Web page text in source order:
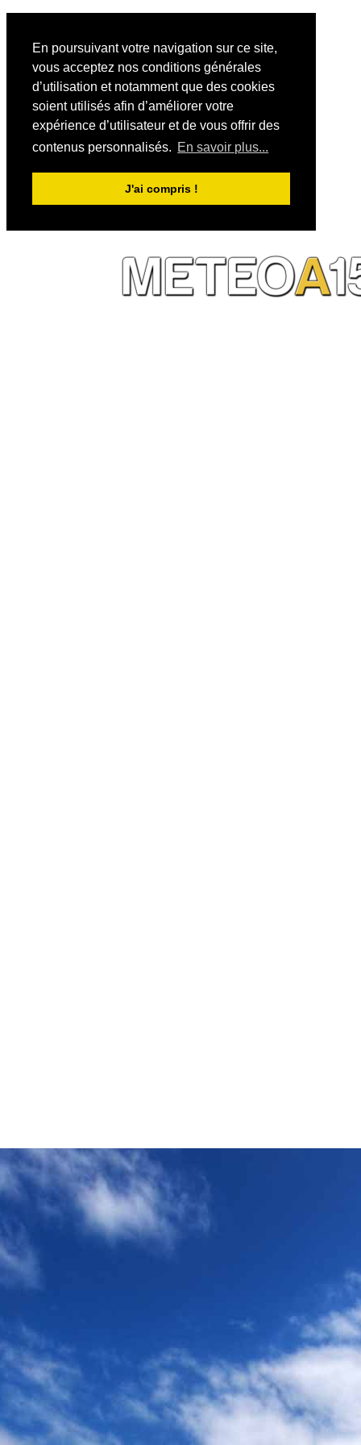
En poursuivant votre navigation sur ce site,
vous acceptez nos conditions générales
d’utilisation et notamment que des cookies
soient utilisés afin d’améliorer votre
expérience d’utilisateur et de vous offrir des
contenus personnalisés. En savoir plus...
J'ai compris !